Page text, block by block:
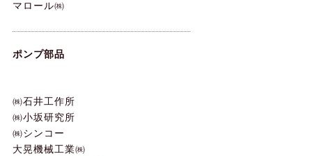
マロール㈱
ポンプ部品
㈱石井工作所
㈱小坂研究所
㈱シンコー
大晃機械工業㈱